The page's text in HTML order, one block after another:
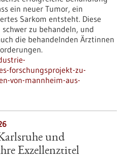
ein neuer Tumor, ein
Sarkom entsteht. Diese
zu behandeln, und
die behandelnden Ärztinnen
forschungsprojekt-zu-
von-mannheim-aus-
und
Exzellenztitel